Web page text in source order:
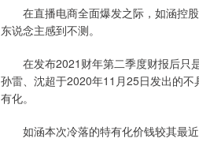
在直播电商全面爆发之际，如涵控股
东说念主感到不测。
在发布2021财年第二季度财报后只是
孙雷、沈超于2020年11月25日发出的
有化。
如涵本次冷落的特有化价钱较其最近